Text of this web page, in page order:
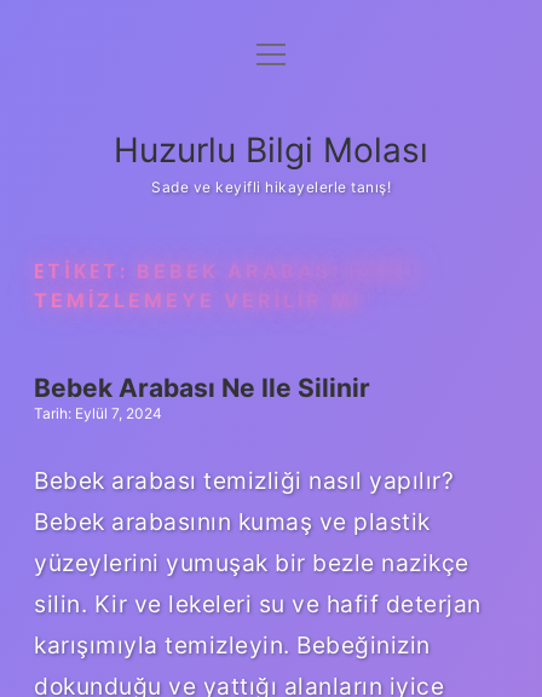
Anasayfa
Yasal Uyarı
menüyü
Huzurlu Bilgi Molası
Sade ve keyifli hikayelerle tanış!
ETIKET: BEBEK ARABASI KURU
TEMIZLEMEYE VERILIR MI
Bebek Arabası Ne Ile Silinir
Tarih: Eylül 7, 2024
Bebek arabası temizliği nasıl yapılır?
Bebek arabasının kumaş ve plastik
yüzeylerini yumuşak bir bezle nazikçe
silin. Kir ve lekeleri su ve hafif deterjan
karışımıyla temizleyin. Bebeğinizin
dokunduğu ve yattığı alanların iyice